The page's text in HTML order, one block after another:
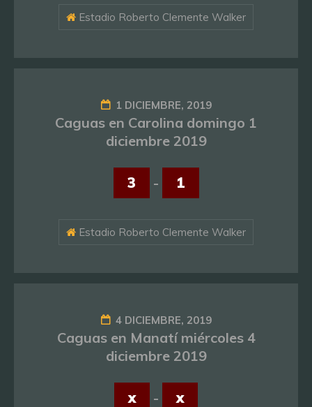
Estadio Roberto Clemente Walker
1 DICIEMBRE, 2019
Caguas en Carolina domingo 1
diciembre 2019
3 - 1
Estadio Roberto Clemente Walker
4 DICIEMBRE, 2019
Caguas en Manatí miércoles 4
diciembre 2019
x - x